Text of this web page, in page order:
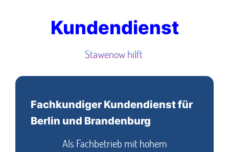
Kundendienst
Stawenow hilft
Fachkundiger Kundendienst für
Berlin und Brandenburg
Als Fachbetrieb mit hohem